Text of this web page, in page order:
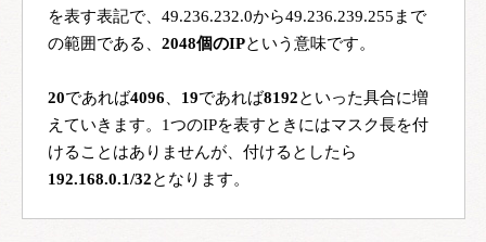
を表す表記で、49.236.232.0から49.236.239.255まで
の範囲である、 2048個のIPという意味です。
20であれば4096、 19であれば8192といった具合に増
えていきます。1つのIPを表すときにはマスク長を付
けることはありませんが、付けるとしたら
192.168.0.1/32